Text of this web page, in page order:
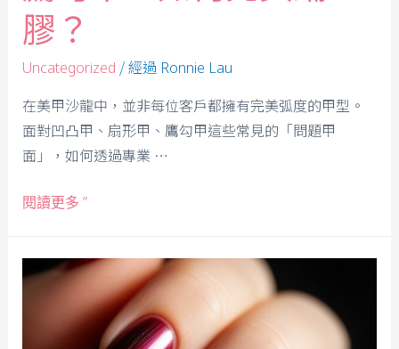
膠？
Uncategorized / 經過 Ronnie Lau
在美甲沙龍中，並非每位客戶都擁有完美弧度的甲型。
面對凹凸甲、扇形甲、鷹勾甲這些常見的「問題甲
面」，如何透過專業 …
閱讀更多 ”